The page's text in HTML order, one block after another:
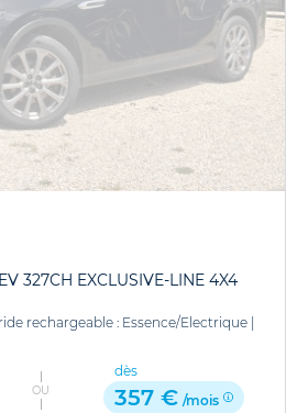
327CH EXCLUSIVE-LINE 4X4
rechargeable : Essence/Electrique
OU
dès
357 € /mois